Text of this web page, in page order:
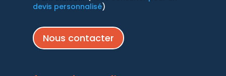
devis personnalisé)
Nous contacter